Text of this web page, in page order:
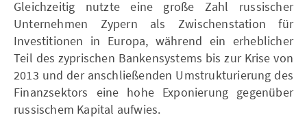
Gleichzeitig nutzte eine große Zahl russischer
Unternehmen Zypern als Zwischenstation für
Investitionen in Europa, während ein erheblicher
Teil des zyprischen Bankensystems bis zur Krise von
2013 und der anschließenden Umstrukturierung des
Finanzsektors eine hohe Exponierung gegenüber
russischem Kapital aufwies.